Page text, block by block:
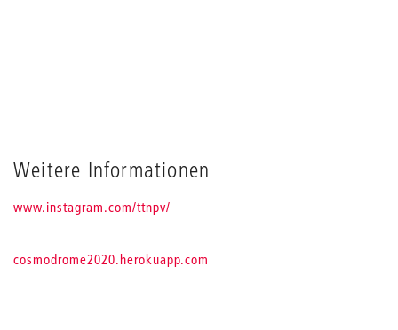
Weitere Informationen
www.instagram.com/ttnpv/
cosmodrome2020.herokuapp.com